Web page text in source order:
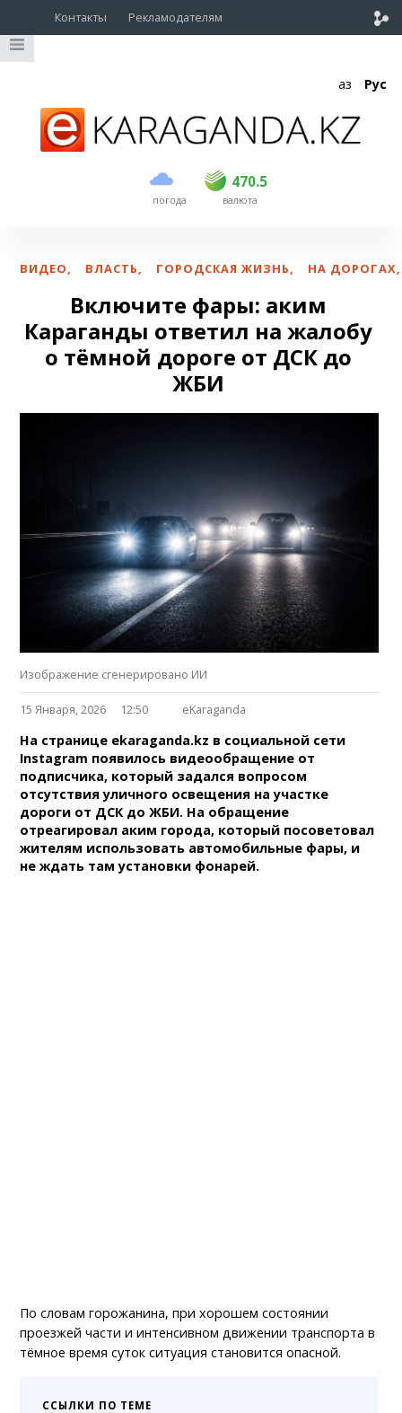
Контакты Рекламодателям
Қаз Рус
погода
470.5
USD 469 470.5
EUR валюта
ВИДЕО, ВЛАСТЬ, ГОРОДСКАЯ ЖИЗНЬ, НА ДОРОГАХ,
Включите фары: аким
Караганды ответил на жалобу
о тёмной дороге от ДСК до
ЖБИ
Изображение сгенерировано ИИ
15 Января, 2026 12:50 eKaraganda
На странице ekaraganda.kz в социальной сети
Instagram появилось видеообращение от
подписчика, который задался вопросом
отсутствия уличного освещения на участке
дороги от ДСК до ЖБИ. На обращение
отреагировал аким города, который посоветовал
жителям использовать автомобильные фары, и
не ждать там установки фонарей.
По словам горожанина, при хорошем состоянии
проезжей части и интенсивном движении транспорта в
тёмное время суток ситуация становится опасной.
ССЫЛКИ ПО ТЕМЕ